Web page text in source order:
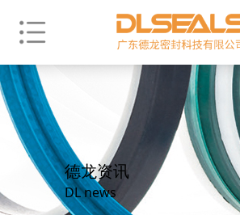
德龙资讯
DL news